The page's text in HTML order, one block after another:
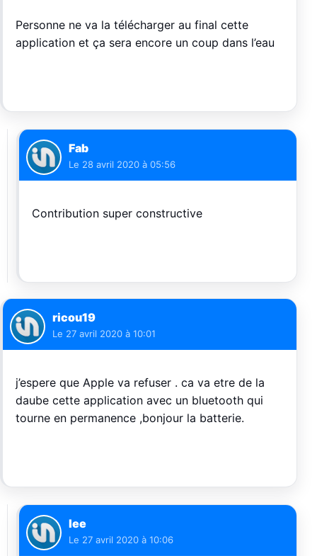
Personne ne va la télécharger au final cette
application et ça sera encore un coup dans l’eau
Fab
Le 28 avril 2020 à 05:56
Contribution super constructive
ricou19
Le 27 avril 2020 à 10:01
j’espere que Apple va refuser . ca va etre de la
daube cette application avec un bluetooth qui
tourne en permanence ,bonjour la batterie.
lee
Le 27 avril 2020 à 10:06